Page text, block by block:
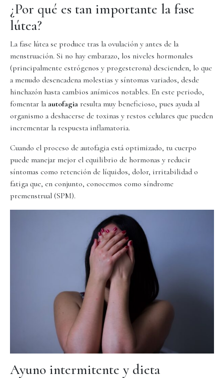
¿Por qué es tan importante la fase
lútea?
La fase lútea se produce tras la ovulación y antes de la
menstruación. Si no hay embarazo, los niveles hormonales
(principalmente estrógenos y progesterona) descienden, lo que
a menudo desencadena molestias y síntomas variados, desde
hinchazón hasta cambios anímicos notables. En este periodo,
fomentar la autofagia resulta muy beneficioso, pues ayuda al
organismo a deshacerse de toxinas y restos celulares que pueden
incrementar la respuesta inflamatoria.
Cuando el proceso de autofagia está optimizado, tu cuerpo
puede manejar mejor el equilibrio de hormonas y reducir
síntomas como retención de líquidos, dolor, irritabilidad o
fatiga que, en conjunto, conocemos como síndrome
premenstrual (SPM).
Ayuno intermitente y dieta